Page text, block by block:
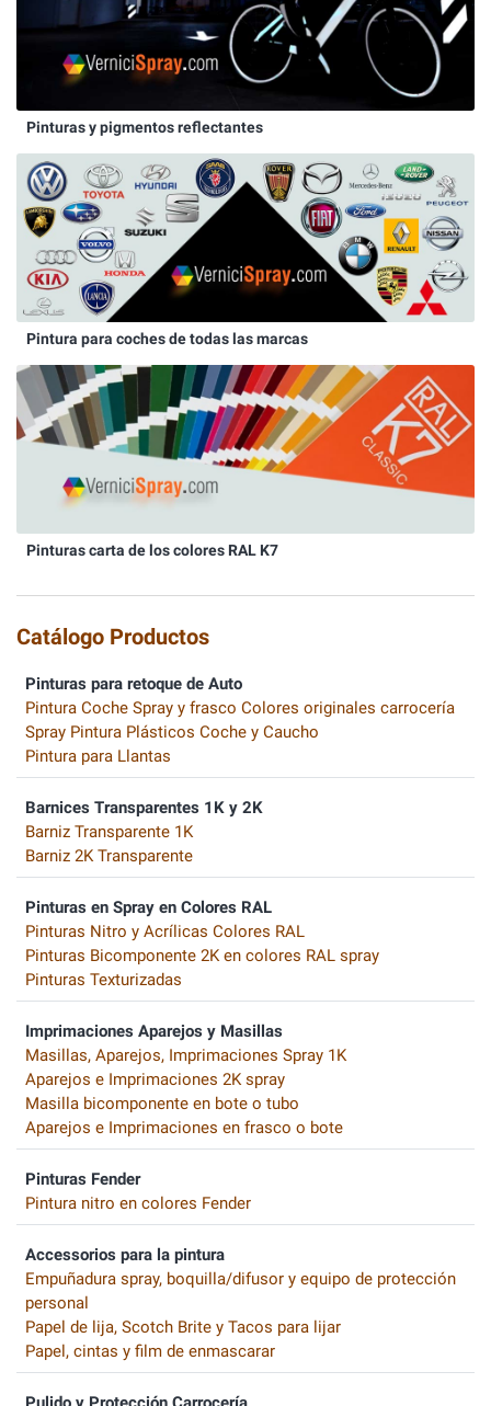
Pinturas y pigmentos reflectantes
Pintura para coches de todas las marcas
Pinturas carta de los colores RAL K7
Catálogo Productos
Pinturas para retoque de Auto
Pintura Coche Spray y frasco Colores originales carrocería
Spray Pintura Plásticos Coche y Caucho
Pintura para Llantas
Barnices Transparentes 1K y 2K
Barniz Transparente 1K
Barniz 2K Transparente
Pinturas en Spray en Colores RAL
Pinturas Nitro y Acrílicas Colores RAL
Pinturas Bicomponente 2K en colores RAL spray
Pinturas Texturizadas
Imprimaciones Aparejos y Masillas
Masillas, Aparejos, Imprimaciones Spray 1K
Aparejos e Imprimaciones 2K spray
Masilla bicomponente en bote o tubo
Aparejos e Imprimaciones en frasco o bote
Pinturas Fender
Pintura nitro en colores Fender
Accessorios para la pintura
Empuñadura spray, boquilla/difusor y equipo de protección
personal
Papel de lija, Scotch Brite y Tacos para lijar
Papel, cintas y film de enmascarar